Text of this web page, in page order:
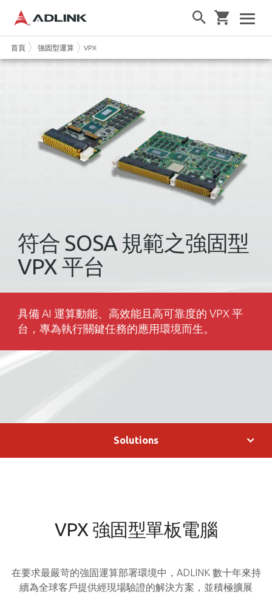
首頁 強固型運算 VPX
符合 SOSA 規範之強固型
VPX 平台
具備 AI 運算動能、高效能且高可靠度的 VPX 平
台，專為執行關鍵任務的應用環境而生。
Solutions
VPX 強固型單板電腦
在要求最嚴苛的強固運算部署環境中，ADLINK 數十年來持
續為全球客戶提供經現場驗證的解決方案，並積極擴展